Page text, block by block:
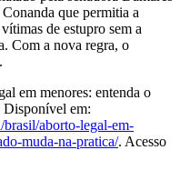
que permitia a
de estupro sem a
Com a nova regra, o
em menores: entenda o
Disponível em:
aborto-legal-em-
muda-na-pratica/. Acesso